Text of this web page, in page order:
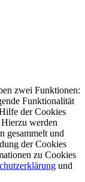
zwei Funktionen:
Funktionalität
der Cookies
werden
gesammelt und
der Cookies
zu Cookies
und